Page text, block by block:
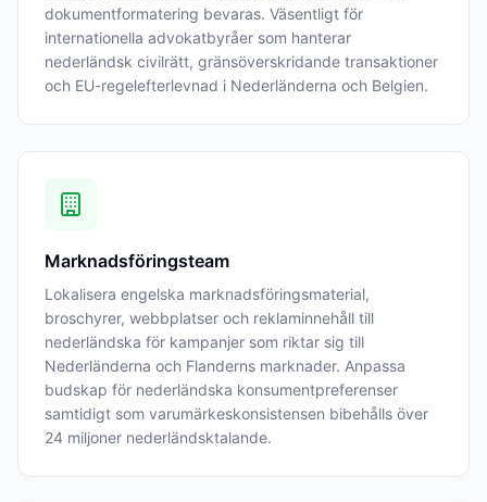
dokumentformatering bevaras. Väsentligt för
internationella advokatbyråer som hanterar
nederländsk civilrätt, gränsöverskridande transaktioner
och EU-regelefterlevnad i Nederländerna och Belgien.
Marknadsföringsteam
Lokalisera engelska marknadsföringsmaterial,
broschyrer, webbplatser och reklaminnehåll till
nederländska för kampanjer som riktar sig till
Nederländerna och Flanderns marknader. Anpassa
budskap för nederländska konsumentpreferenser
samtidigt som varumärkeskonsistensen bibehålls över
24 miljoner nederländsktalande.